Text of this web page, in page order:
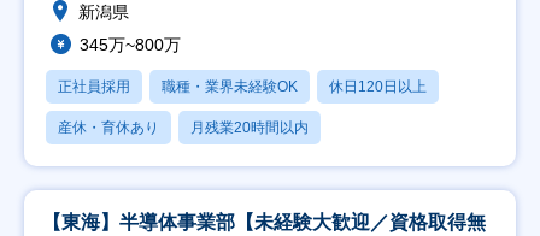
新潟県
345万~800万
正社員採用 職種・業界未経験OK 休日120日以上
産休・育休あり 月残業20時間以内
【東海】半導体事業部【未経験大歓迎／資格取得無